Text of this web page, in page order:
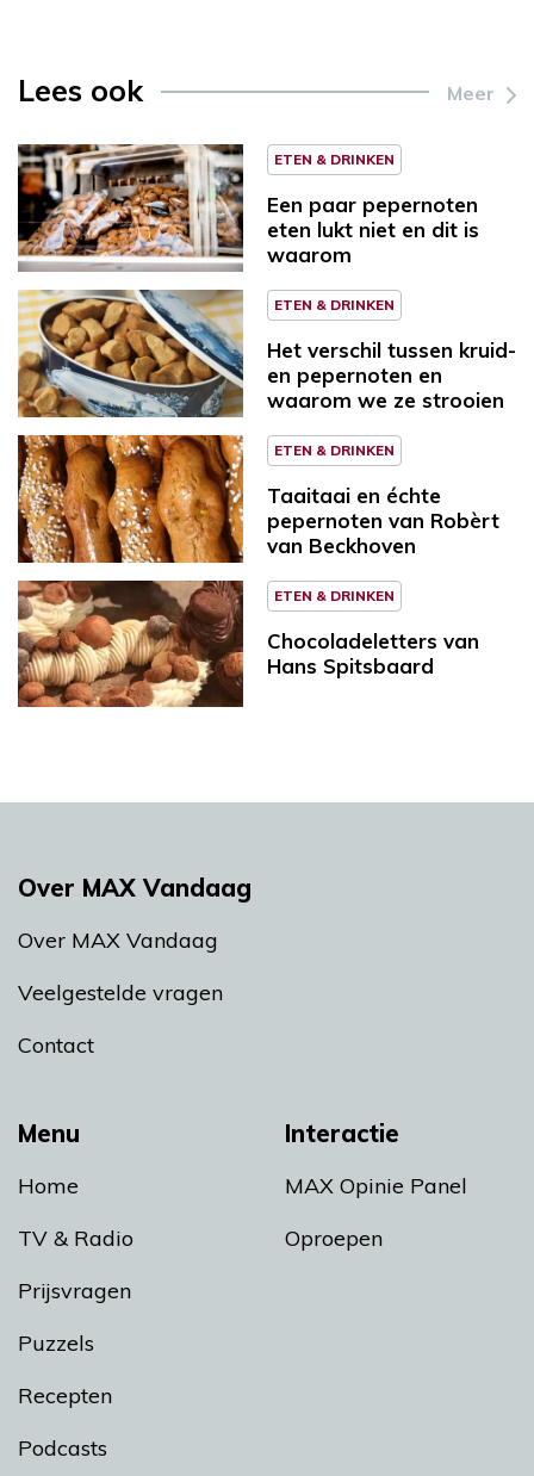
Lees ook Meer
ETEN & DRINKEN
Een paar pepernoten
eten lukt niet en dit is
waarom
ETEN & DRINKEN
Het verschil tussen kruid-
en pepernoten en
waarom we ze strooien
ETEN & DRINKEN
Taaitaai en échte
pepernoten van Robèrt
van Beckhoven
ETEN & DRINKEN
Chocoladeletters van
Hans Spitsbaard
Menu
Home
TV & Radio
Prijsvragen
Puzzels
Recepten
Podcasts
Interactie
MAX Opinie Panel
Oproepen
Over MAX Vandaag
Over MAX Vandaag
Veelgestelde vragen
Contact